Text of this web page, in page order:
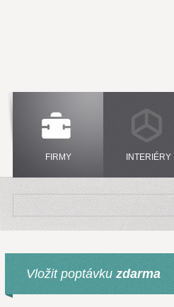
FIRMY INTERIÉRY
Vložit poptávku zdarma